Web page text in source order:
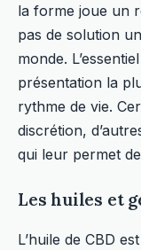
la forme joue un
pas de solution
monde.
présentation la
rythme de vie.
discrétion,
qui leur permet
Les huiles et
L’huile de CBD